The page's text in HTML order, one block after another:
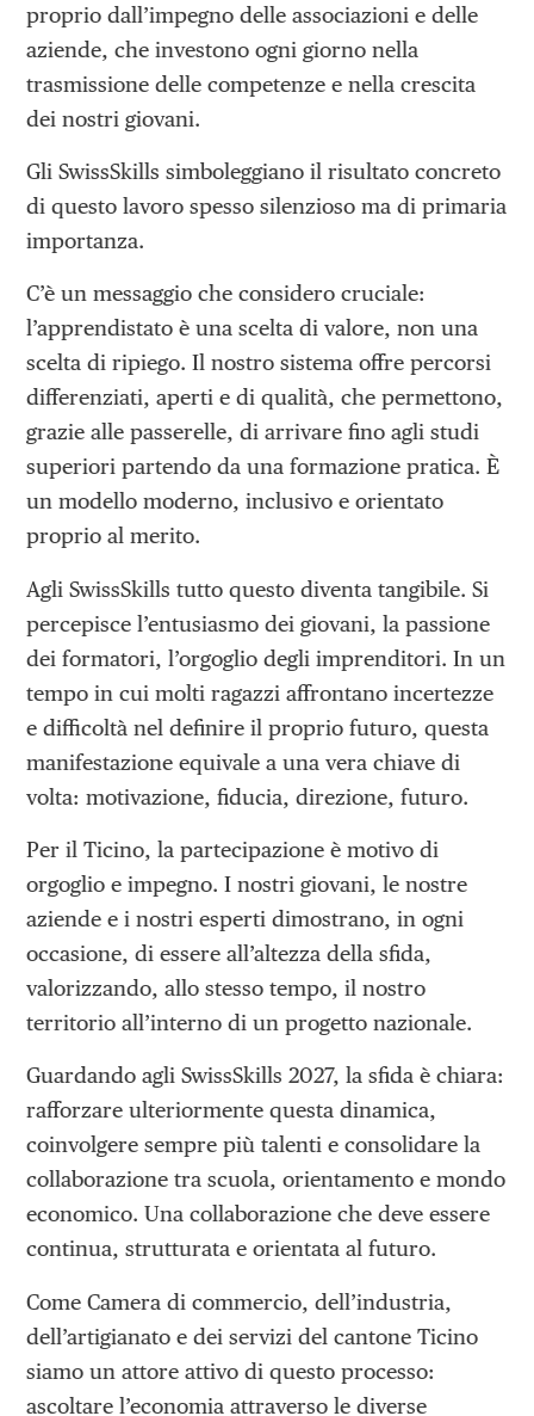
proprio dall’impegno delle associazioni e delle
aziende, che investono ogni giorno nella
trasmissione delle competenze e nella crescita
dei nostri giovani.
Gli SwissSkills simboleggiano il risultato concreto
di questo lavoro spesso silenzioso ma di primaria
importanza.
C’è un messaggio che considero cruciale:
l’apprendistato è una scelta di valore, non una
scelta di ripiego. Il nostro sistema offre percorsi
differenziati, aperti e di qualità, che permettono,
grazie alle passerelle, di arrivare fino agli studi
superiori partendo da una formazione pratica. È
un modello moderno, inclusivo e orientato
proprio al merito.
Agli SwissSkills tutto questo diventa tangibile. Si
percepisce l’entusiasmo dei giovani, la passione
dei formatori, l’orgoglio degli imprenditori. In un
tempo in cui molti ragazzi affrontano incertezze
e difficoltà nel definire il proprio futuro, questa
manifestazione equivale a una vera chiave di
volta: motivazione, fiducia, direzione, futuro.
Per il Ticino, la partecipazione è motivo di
orgoglio e impegno. I nostri giovani, le nostre
aziende e i nostri esperti dimostrano, in ogni
occasione, di essere all’altezza della sfida,
valorizzando, allo stesso tempo, il nostro
territorio all’interno di un progetto nazionale.
Guardando agli SwissSkills 2027, la sfida è chiara:
rafforzare ulteriormente questa dinamica,
coinvolgere sempre più talenti e consolidare la
collaborazione tra scuola, orientamento e mondo
economico. Una collaborazione che deve essere
continua, strutturata e orientata al futuro.
Come Camera di commercio, dell’industria,
dell’artigianato e dei servizi del cantone Ticino
siamo un attore attivo di questo processo:
ascoltare l’economia attraverso le diverse